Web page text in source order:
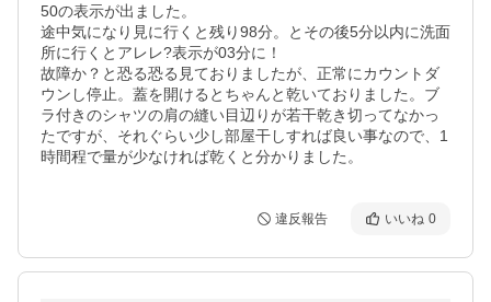
50の表示が出ました。
途中気になり見に行くと残り98分。とその後5分以内に洗面
所に行くとアレレ?表示が03分に！
故障か？と恐る恐る見ておりましたが、正常にカウントダ
ウンし停止。蓋を開けるとちゃんと乾いておりました。ブ
ラ付きのシャツの肩の縫い目辺りが若干乾き切ってなかっ
たですが、それぐらい少し部屋干しすれば良い事なので、1
時間程で量が少なければ乾くと分かりました。
違反報告 いいね 0